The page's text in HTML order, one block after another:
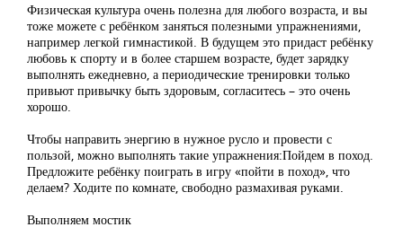
Физическая культура очень полезна для любого возраста, и вы
тоже можете с ребёнком заняться полезными упражнениями,
например легкой гимнастикой. В будущем это придаст ребёнку
любовь к спорту и в более старшем возрасте, будет зарядку
выполнять ежедневно, а периодические тренировки только
привьют привычку быть здоровым, согласитесь – это очень
хорошо.
Чтобы направить энергию в нужное русло и провести с
пользой, можно выполнять такие упражнения:Пойдем в поход.
Предложите ребёнку поиграть в игру «пойти в поход», что
делаем? Ходите по комнате, свободно размахивая руками.
Выполняем мостик